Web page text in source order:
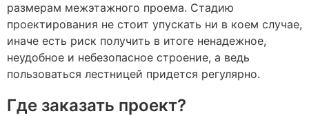
размерам межэтажного проема. Стадию
проектирования не стоит упускать ни в коем случае,
иначе есть риск получить в итоге ненадежное,
неудобное и небезопасное строение, а ведь
пользоваться лестницей придется регулярно.
Где заказать проект?